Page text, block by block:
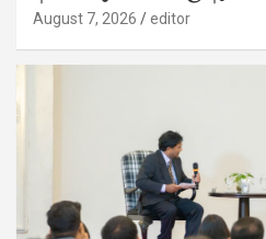
August 7, 2026 editor